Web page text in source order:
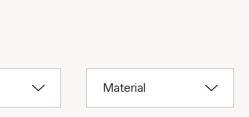
Material